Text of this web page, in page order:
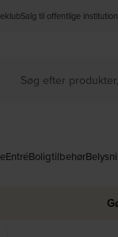
Salg til offentlige
EntréBoligtilbehør